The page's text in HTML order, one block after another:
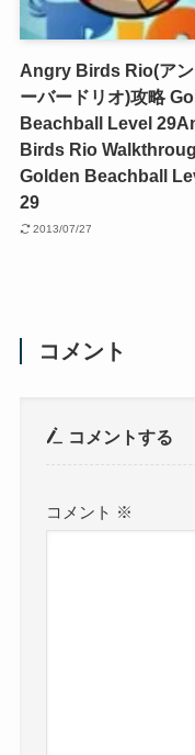
Angry Birds Rio(アン
ーバードリオ)攻略
Beachball Level 29
Birds Rio
Golden Beachball
29
2013/07/27
コメント
コメントする
コメント ※